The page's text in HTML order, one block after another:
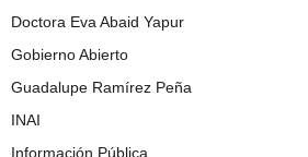
Doctora Eva Abaid Yapur
Gobierno Abierto
Guadalupe Ramírez Peña
INAI
Información Pública